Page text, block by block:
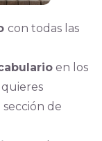
con todas las
en los
de